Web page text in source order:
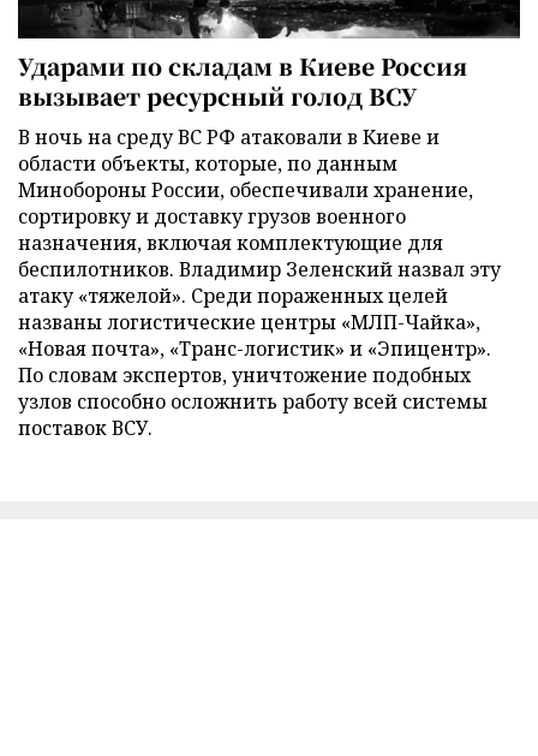
Ударами по складам в Киеве Россия
вызывает ресурсный голод ВСУ
В ночь на среду ВС РФ атаковали в Киеве и
области объекты, которые, по данным
Минобороны России, обеспечивали хранение,
сортировку и доставку грузов военного
назначения, включая комплектующие для
беспилотников. Владимир Зеленский назвал эту
атаку «тяжелой». Среди пораженных целей
названы логистические центры «МЛП-Чайка»,
«Новая почта», «Транс-логистик» и «Эпицентр».
По словам экспертов, уничтожение подобных
узлов способно осложнить работу всей системы
поставок ВСУ.